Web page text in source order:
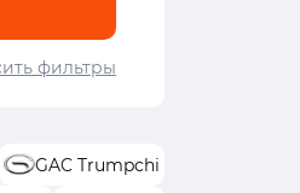
фильтры
GAC Trumpchi